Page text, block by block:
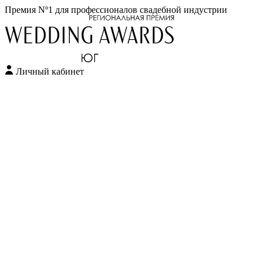
Премия Nº1 для профессионалов свадебной индустрии
Личный кабинет